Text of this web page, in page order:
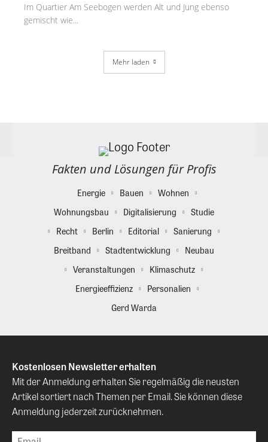
Im Quartier Am Seebogen werden Alt und Jung ebenso
gemischt wie...
Mehr laden
Fakten und Lösungen für Profis
Energie Bauen
Wohnen
Wohnungsbau
Digitalisierung
Studie
Recht
Berlin Editorial
Sanierung
Breitband
Stadtentwicklung
Neubau
Veranstaltungen
Klimaschutz
Energieeffizienz
Personalien
Gerd Warda
Kostenlosen Newsletter erhalten
Mit der Anmeldung erhalten Sie regelmäßig die neusten
Artikel sortiert nach Themen per Email. Sie können diese
Anmeldung jederzeit zurücknehmen.